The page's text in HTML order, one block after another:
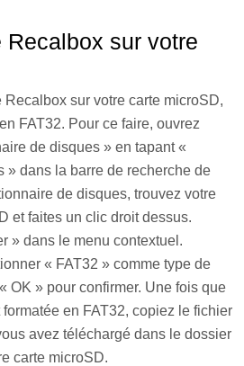
Recalbox sur votre
Recalbox sur votre carte microSD,
FAT32. Pour ce faire, ouvrez
de disques » en tapant «
» dans la barre de recherche de
de disques, trouvez votre
et faites un clic droit dessus.
» dans le menu contextuel.
« FAT32 » comme type de
OK » pour confirmer. Une fois que
en FAT32, copiez le fichier
avez téléchargé dans le dossier
carte microSD.